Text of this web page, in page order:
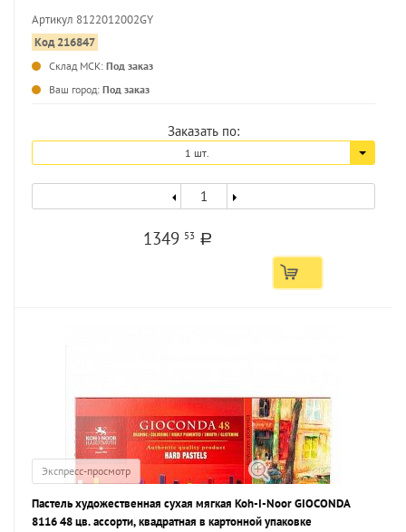
Артикул 8122012002GY
Код 216847
Склад МСК: Под заказ
Ваш город: Под заказ
Заказать по:
1 шт.
1349 53 a
Экспресс-просмотр
Пастель художественная сухая мягкая Koh-I-Noor GIOCONDA
8116 48 цв. ассорти, квадратная в картонной упаковке